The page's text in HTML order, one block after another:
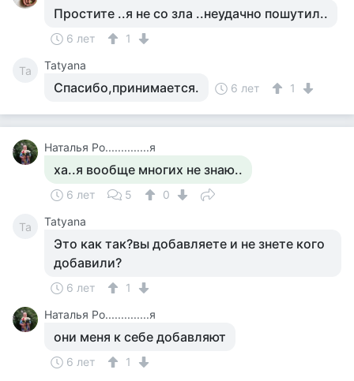
Простите ..я не со зла ..неудачно пошутил..
6 лет 1
Ta Tatyana
Спасибо,принимается. 6 лет 1
Наталья Ро..............я
ха..я вообще многих не знаю..
6 лет 5 0
Ta Tatyana
Это как так?вы добавляете и не знете кого
добавили?
6 лет
1
Наталья Ро..............я
они меня к себе добавляют
6 лет 1